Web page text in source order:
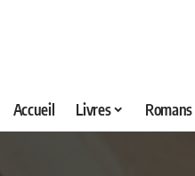
Accueil Livres Romans